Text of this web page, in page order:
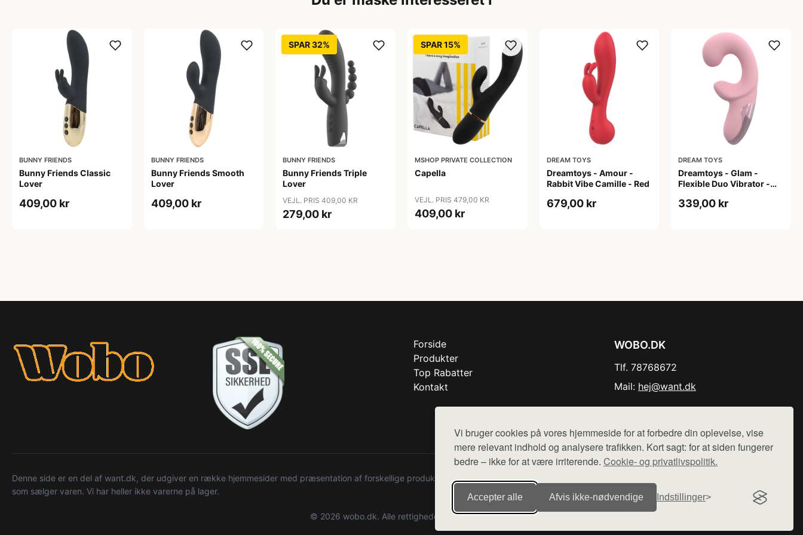
Vi bruger cookies på vores hjemmeside for at forbedre din oplevelse, vise
mere relevant indhold og analysere trafikken. Kort sagt: for at siden fungerer
bedre – ikke for at være irriterende. Cookie- og privatlivspolitik.
Accepter alle Afvis ikke‑nødvendige Indstillinger
BUNNY FRIENDS
Bunny Friends Classic
Lover
409,00 kr
BUNNY FRIENDS
Bunny Friends Smooth
Lover
409,00 kr
SPAR 32%
BUNNY FRIENDS
Bunny Friends Triple
Lover
VEJL. PRIS 409,00 KR
279,00 kr
SPAR 15%
MSHOP PRIVATE COLLECTION
Capella
VEJL. PRIS 479,00 KR
409,00 kr
DREAM TOYS
Dreamtoys - Amour -
Rabbit Vibe Camille - Red
679,00 kr
DREAM TOYS
Dreamtoys - Glam -
Flexible Duo Vibrator -
339,00 kr
Forside
Produkter
Top Rabatter
Kontakt
WOBO.DK
Tlf. 78768672
Mail: hej@want.dk
Denne side er en del af want.dk, der udgiver en række hjemmesider med præsentation af forskellige produkter fra diverse webshops. Der sælges ikke varer fra denne side - vi henviser til de shops,
som sælger varen. Vi har heller ikke varerne på lager.
© 2026 wobo.dk. Alle rettigheder forbeholdes.